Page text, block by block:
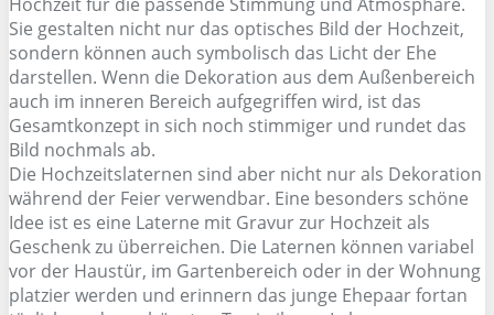
Sie gestalten nicht nur das optisches Bild der Hochzeit,
sondern können auch symbolisch das Licht der Ehe
darstellen. Wenn die Dekoration aus dem Außenbereich
auch im inneren Bereich aufgegriffen wird, ist das
Gesamtkonzept in sich noch stimmiger und rundet das
Bild nochmals ab.
Die Hochzeitslaternen sind aber nicht nur als Dekoration
während der Feier verwendbar. Eine besonders schöne
Idee ist es eine Laterne mit Gravur zur Hochzeit als
Geschenk zu überreichen. Die Laternen können variabel
vor der Haustür, im Gartenbereich oder in der Wohnung
platzier werden und erinnern das junge Ehepaar fortan